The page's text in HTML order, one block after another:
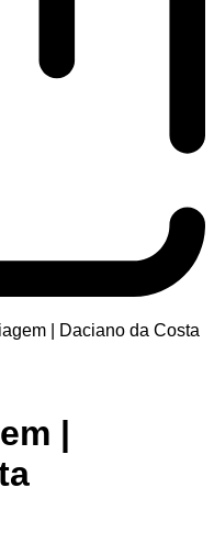
| Daciano da Costa
|